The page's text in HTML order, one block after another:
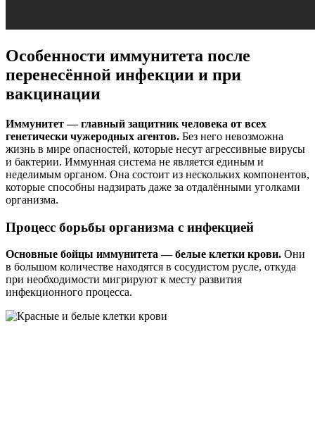
Особенности иммунитета после
перенесённой инфекции и при
вакцинации
Иммунитет — главный защитник человека от всех
генетически чужеродных агентов. Без него невозможна
жизнь в мире опасностей, которые несут агрессивные вирусы
и бактерии. Иммунная система не является единым и
неделимым органом. Она состоит из нескольких компонентов,
которые способны надзирать даже за отдалёнными уголками
организма.
Процесс борьбы организма с инфекцией
Основные бойцы иммунитета — белые клетки крови. Они
в большом количестве находятся в сосудистом русле, откуда
при необходимости мигрируют к месту развития
инфекционного процесса.